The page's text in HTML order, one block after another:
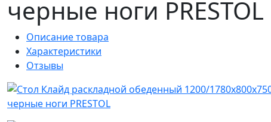
черные ноги PRESTOL
Описание товара
Характеристики
Отзывы